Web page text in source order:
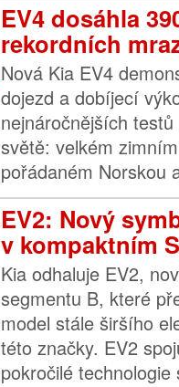
EV4 dosáhla
rekordních
Nová Kia EV4
dojezd a dobíjecí
nejnáročnějších
světě: velkém
pořádaném Norskou
EV2: Nový
v kompaktním
Kia odhaluje EV2,
segmentu B, které
model stále širšího
této značky. EV2
pokročilé technologie